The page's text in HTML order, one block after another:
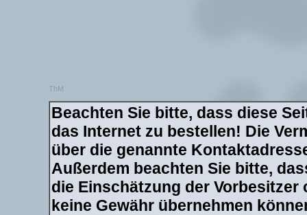
ThM
Beachten Sie bitte, dass diese
das Internet zu bestellen! Die
über die genannte
Außerdem beachten Sie bitte,
die Einschätzung der
keine Gewähr übernehmen